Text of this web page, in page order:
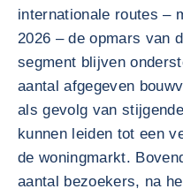
internationale routes –
2026 – de opmars van
segment blijven
aantal afgegeven
als gevolg van
kunnen leiden tot een
de woningmarkt.
aantal bezoekers, na